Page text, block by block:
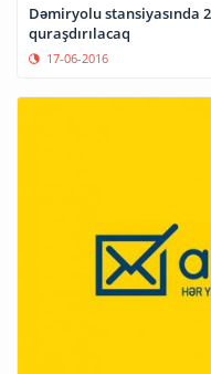
Dəmiryolu stansiyasında
quraşdırılacaq
17-06-2016